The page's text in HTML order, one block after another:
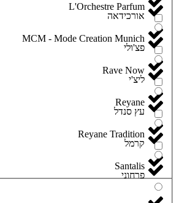
L'Orchestre Parfum
MCM - Mode Creation Munich
Rave Now
Reyane
Reyane Tradition
Santalis
אורכידאה
פצ'ולי
ליצ'י
עץ סנדל
קרמל
פרחוני